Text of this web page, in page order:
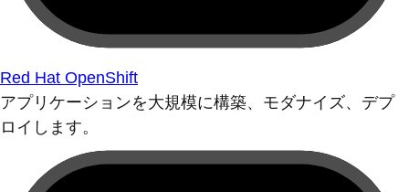
Red Hat OpenShift
アプリケーションを大規模に構築、モダナイズ、デプ
ロイします。